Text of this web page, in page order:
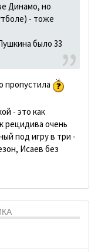
Динамо, но
- тоже
было 33
пропустила
- это как
рецидива очень
под игру в три -
Исаев без